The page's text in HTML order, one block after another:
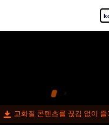
고화질 콘텐츠를 끊김 없이 즐